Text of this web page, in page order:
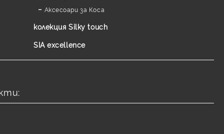
Аксесоари за Коса
колекция Silky touch
SIA excellence